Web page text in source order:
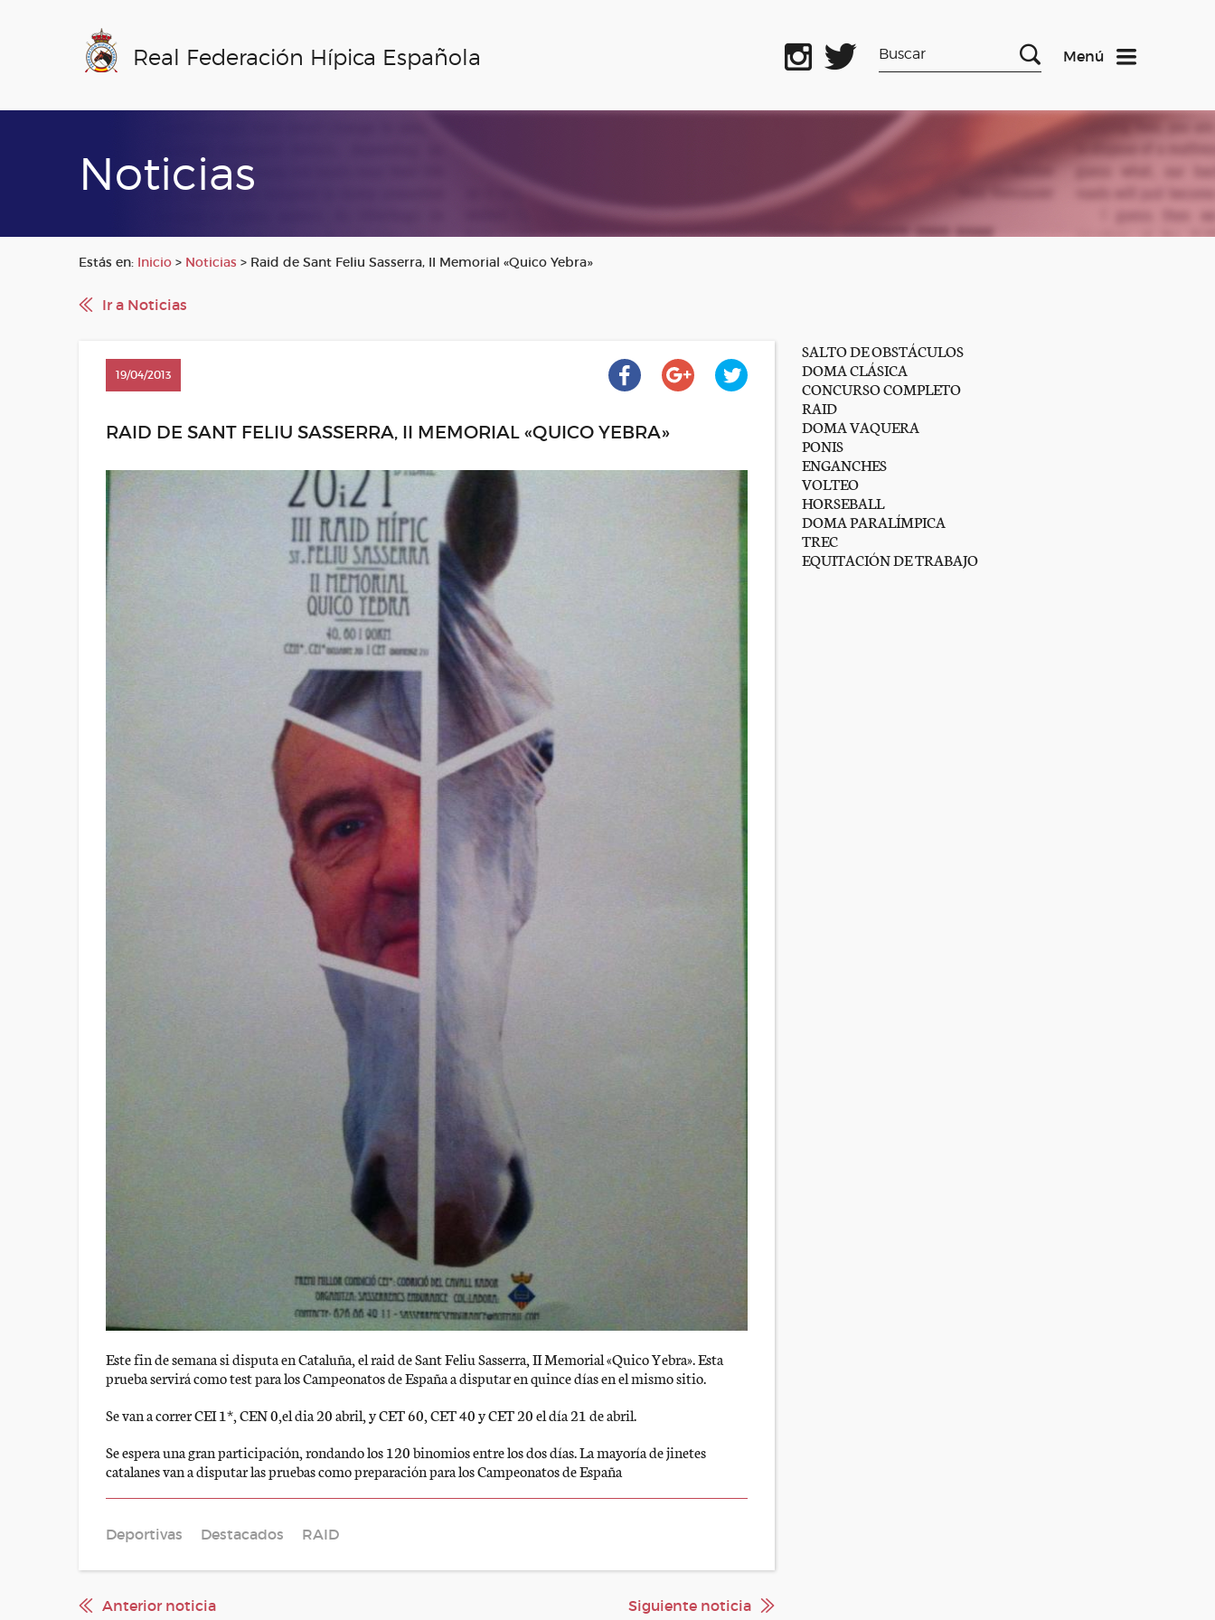
Real Federación Hípica Española Menú
Noticias
Estás en: Inicio > Noticias > Raid de Sant Feliu Sasserra, II Memorial «Quico Yebra»
Ir a Noticias
19/04/2013
RAID DE SANT FELIU SASSERRA, II MEMORIAL «QUICO YEBRA»
Este fin de semana si disputa en Cataluña, el raid de Sant Feliu Sasserra, II Memorial «Quico Yebra». Esta
prueba servirá como test para los Campeonatos de España a disputar en quince días en el mismo sitio.
Se van a correr CEI 1*, CEN 0,el dia 20 abril, y CET 60, CET 40 y CET 20 el día 21 de abril.
Se espera una gran participación, rondando los 120 binomios entre los dos días. La mayoría de jinetes
catalanes van a disputar las pruebas como preparación para los Campeonatos de España
Deportivas Destacados RAID
Anterior noticia Siguiente noticia
SALTO DE OBSTÁCULOS
DOMA CLÁSICA
CONCURSO COMPLETO
RAID
DOMA VAQUERA
PONIS
ENGANCHES
VOLTEO
HORSEBALL
DOMA PARALÍMPICA
TREC
EQUITACIÓN DE TRABAJO